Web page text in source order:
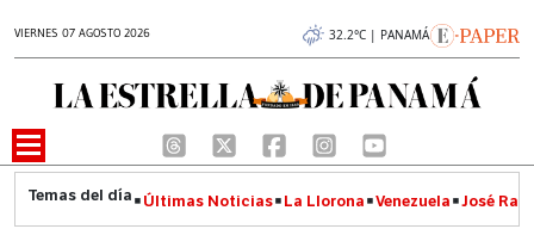
VIERNES 07 AGOSTO 2026 32.2°C | PANAMÁ
Últimas Noticias La Llorona Venezuela José